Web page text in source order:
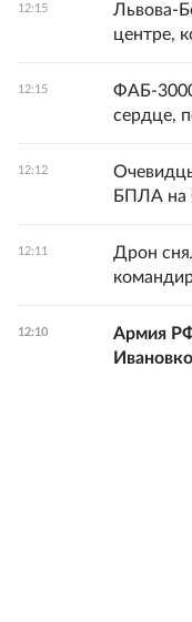
12:15
Львова-
центре,
12:15
ФАБ-
сердце,
12:12
БПЛА на
12:11
Дрон
12:10
Армия